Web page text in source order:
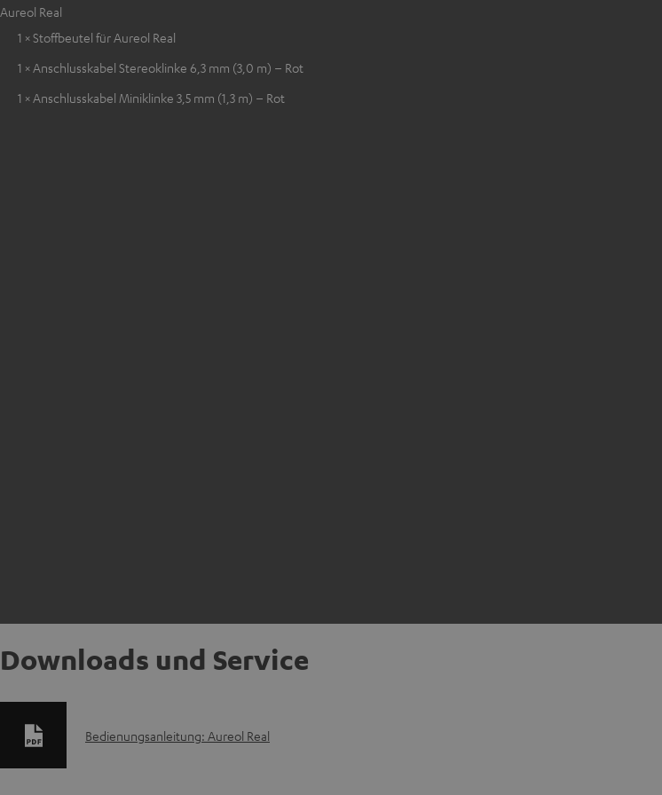
Aureol Real
1 × Stoffbeutel für Aureol Real
1 × Anschlusskabel Stereoklinke 6,3 mm (3,0 m) – Rot
1 × Anschlusskabel Miniklinke 3,5 mm (1,3 m) – Rot
Downloads und Service
D
Bedienungsanleitung: Aureol Real